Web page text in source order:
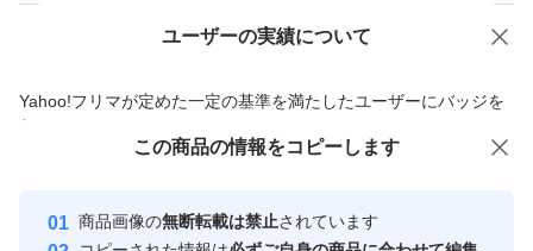
ユーザーの実績について
Yahoo!フリマが定めた一定の基準を満たしたユーザーにバッジを
付与しています
安心取引出品者
心・安全なユーザーです
価格の相談 商品への質問
この商品の情報をコピーします
商品画像の無断転載は禁止されています
この商品をみている人にオススメ